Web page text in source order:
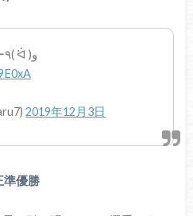
やっと名古屋ついたー٩( ᐛ )و
2019年12月3日
準優勝